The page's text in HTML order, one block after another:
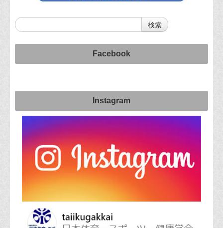
Facebook
Instagram